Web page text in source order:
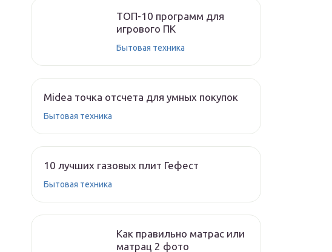
ТОП-10 программ для
игрового ПК
Бытовая техника
Midea точка отсчета для умных покупок
Бытовая техника
10 лучших газовых плит Гефест
Бытовая техника
Как правильно матрас или
матрац 2 фото